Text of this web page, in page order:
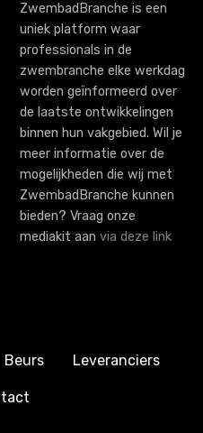
ZwembadBranche is een
uniek platform waar
professionals in de
zwembranche elke werkdag
worden geïnformeerd over
de laatste ontwikkelingen
binnen hun vakgebied. Wil je
meer informatie over de
mogelijkheden die wij met
ZwembadBranche kunnen
bieden? Vraag onze
mediakit aan via deze link
Beurs Leveranciers